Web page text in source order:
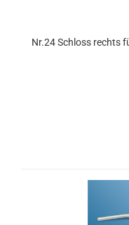
Nr.24 Schloss rechts